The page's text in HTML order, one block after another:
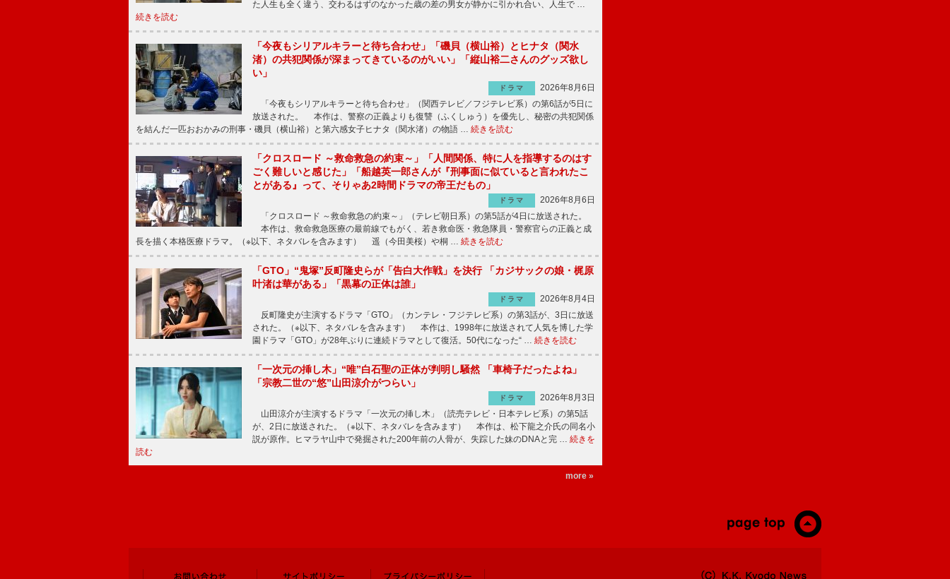
た人生も全く違う、交わるはずのなかった歳の差の男女が静かに引かれ合い、人生で …
続きを読む
「今夜もシリアルキラーと待ち合わせ」「磯貝（横山裕）とヒナタ（関水
渚）の共犯関係が深まってきているのがいい」「縦山裕二さんのグッズ欲し
い」
ドラマ
2026年8月6日
「今夜もシリアルキラーと待ち合わせ」（関西テレビ／フジテレビ系）の第6話が5日に
放送された。 本作は、警察の正義よりも復讐（ふくしゅう）を優先し、秘密の共犯関係
を結んだ一匹おおかみの刑事・磯貝（横山裕）と第六感女子ヒナタ（関水渚）の物語 … 続きを読む
「クロスロード ～救命救急の約束～」「人間関係、特に人を指導するのはす
ごく難しいと感じた」「船越英一郎さんが『刑事面に似ていると言われたこ
とがある』って、そりゃあ2時間ドラマの帝王だもの」
ドラマ
2026年8月6日
「クロスロード ～救命救急の約束～」（テレビ朝日系）の第5話が4日に放送された。
本作は、救命救急医療の最前線でもがく、若き救命医・救急隊員・警察官らの正義と成
長を描く本格医療ドラマ。（※以下、ネタバレを含みます） 遥（今田美桜）や桐 … 続きを読む
「GTO」“鬼塚”反町隆史らが「告白大作戦」を決行 「カジサックの娘・梶原
叶渚は華がある」「黒幕の正体は誰」
ドラマ
2026年8月4日
反町隆史が主演するドラマ「GTO」（カンテレ・フジテレビ系）の第3話が、3日に放送
された。（※以下、ネタバレを含みます） 本作は、1998年に放送されて人気を博した学
園ドラマ「GTO」が28年ぶりに連続ドラマとして復活。50代になった“ … 続きを読む
「一次元の挿し木」“唯”白石聖の正体が判明し騒然 「車椅子だったよね」
「宗教二世の“悠”山田涼介がつらい」
ドラマ
2026年8月3日
山田涼介が主演するドラマ「一次元の挿し木」（読売テレビ・日本テレビ系）の第5話
が、2日に放送された。（※以下、ネタバレを含みます） 本作は、松下龍之介氏の同名小
説が原作。ヒマラヤ山中で発掘された200年前の人骨が、失踪した妹のDNAと完 … 続きを
読む
more »